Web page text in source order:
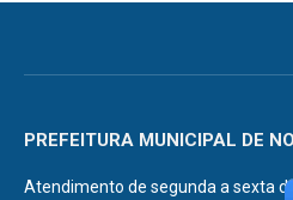
PREFEITURA MUNICIPAL DE
Atendimento de segunda a sexta